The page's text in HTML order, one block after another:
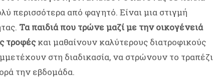
περισσότερα από φαγητό. Είναι μια στιγμή
Τα παιδιά που τρώνε μαζί με την οικογένειά
τροφέςκαι μαθαίνουν καλύτερους διατροφικούς
στη διαδικασία, να στρώνουν το τραπέζι
την εβδομάδα.